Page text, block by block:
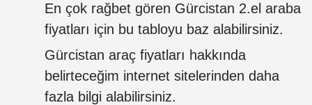
En çok rağbet gören Gürcistan 2.el araba
fiyatları için bu tabloyu baz alabilirsiniz.
Gürcistan araç fiyatları hakkında
belirteceğim internet sitelerinden daha
fazla bilgi alabilirsiniz.